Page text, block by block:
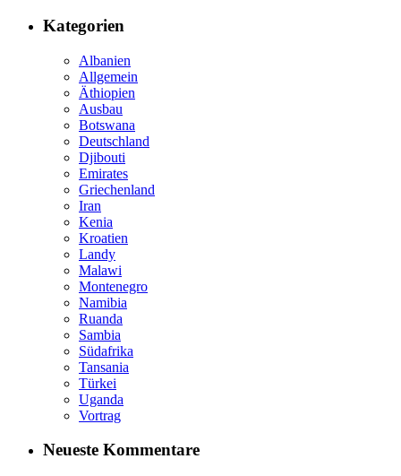
Kategorien
Albanien
Allgemein
Äthiopien
Ausbau
Botswana
Deutschland
Djibouti
Emirates
Griechenland
Iran
Kenia
Kroatien
Landy
Malawi
Montenegro
Namibia
Ruanda
Sambia
Südafrika
Tansania
Türkei
Uganda
Vortrag
Neueste Kommentare